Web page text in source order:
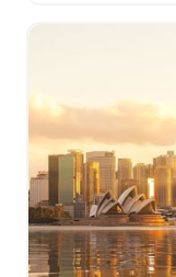
新西蘭的南北島